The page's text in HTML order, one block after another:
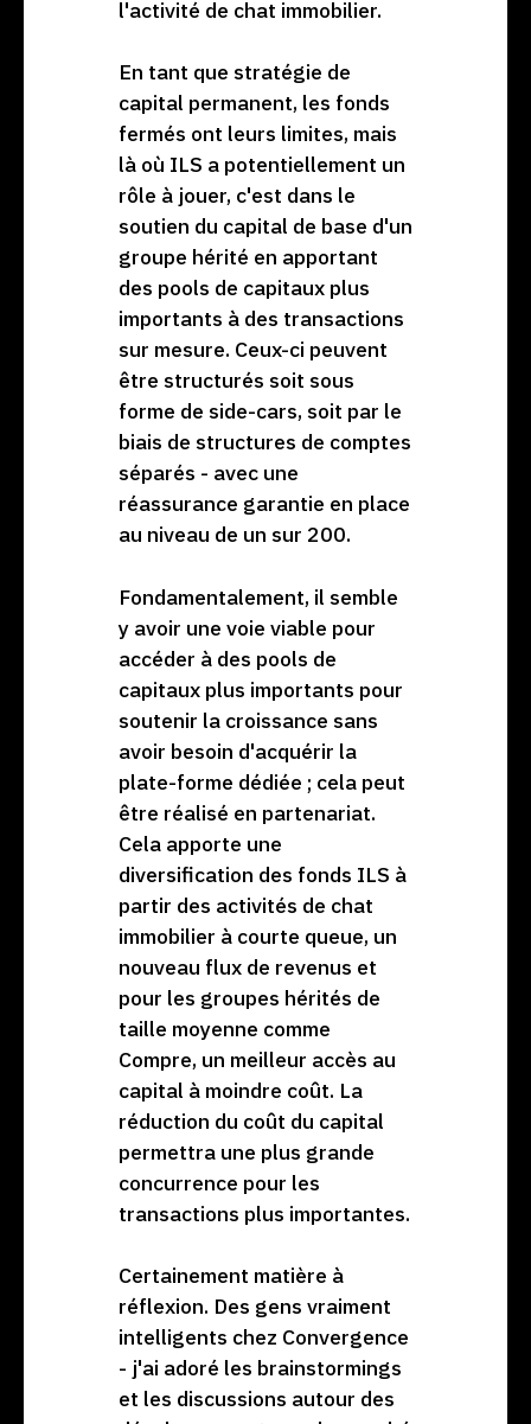
l'activité de chat immobilier.
En tant que stratégie de
capital permanent, les fonds
fermés ont leurs limites, mais
là où ILS a potentiellement un
rôle à jouer, c'est dans le
soutien du capital de base d'un
groupe hérité en apportant
des pools de capitaux plus
importants à des transactions
sur mesure. Ceux-ci peuvent
être structurés soit sous
forme de side-cars, soit par le
biais de structures de comptes
séparés - avec une
réassurance garantie en place
au niveau de un sur 200.
Fondamentalement, il semble
y avoir une voie viable pour
accéder à des pools de
capitaux plus importants pour
soutenir la croissance sans
avoir besoin d'acquérir la
plate-forme dédiée ; cela peut
être réalisé en partenariat.
Cela apporte une
diversification des fonds ILS à
partir des activités de chat
immobilier à courte queue, un
nouveau flux de revenus et
pour les groupes hérités de
taille moyenne comme
Compre, un meilleur accès au
capital à moindre coût. La
réduction du coût du capital
permettra une plus grande
concurrence pour les
transactions plus importantes.
Certainement matière à
réflexion. Des gens vraiment
intelligents chez Convergence
- j'ai adoré les brainstormings
et les discussions autour des